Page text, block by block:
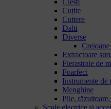
Clesti
Cuțite
Cuttere
Dalti
Diverse
Extractoare
Fierastraie de
Foarfeci
Instrumente de
Menghine
Pile,
Scule electrice si